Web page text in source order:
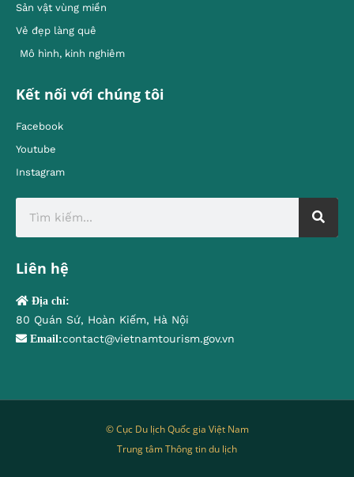
Sản vật vùng miền
Vẻ đẹp làng quê
Mô hình, kinh nghiêm
Kết nối với chúng tôi
Facebook
Youtube
Instagram
Liên hệ
Địa chỉ:
80 Quán Sứ, Hoàn Kiếm, Hà Nội
Email:contact@vietnamtourism.gov.vn
© Cục Du lịch Quốc gia Việt Nam
Trung tâm Thông tin du lịch